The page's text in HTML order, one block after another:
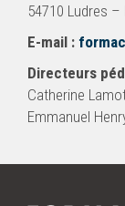
54710 Ludres –
E-mail :
Directeurs
Catherine
Emmanuel